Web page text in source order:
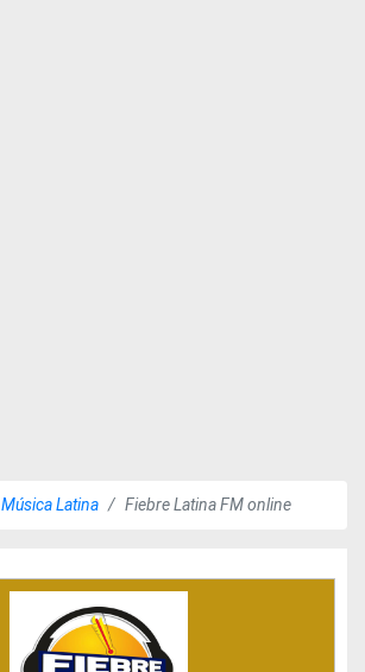
Música Latina Fiebre Latina FM online